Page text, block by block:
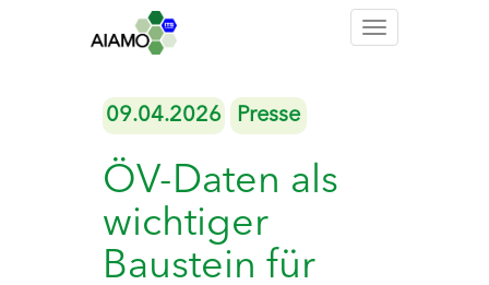
Toggle
09.04.2026 Presse
ÖV-Daten als
wichtiger
Baustein für